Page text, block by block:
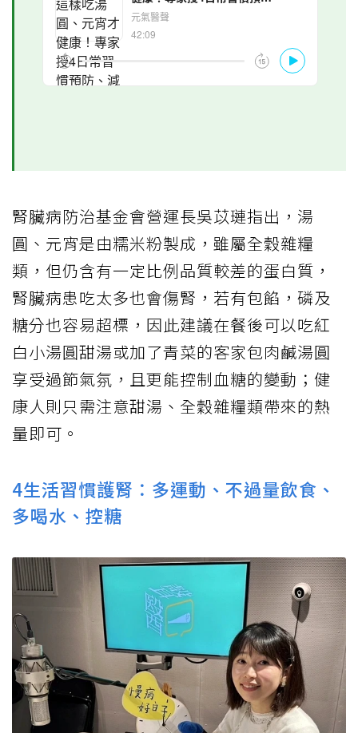
腎臟病防治基金會營運長吳苡璉指出，湯
圓、元宵是由糯米粉製成，雖屬全穀雜糧
類，但仍含有一定比例品質較差的蛋白質，
腎臟病患吃太多也會傷腎，若有包餡，磷及
糖分也容易超標，因此建議在餐後可以吃紅
白小湯圓甜湯或加了青菜的客家包肉鹹湯圓
享受過節氣氛，且更能控制血糖的變動；健
康人則只需注意甜湯、全穀雜糧類帶來的熱
量即可。
4生活習慣護腎：多運動、不過量飲食、
多喝水、控糖